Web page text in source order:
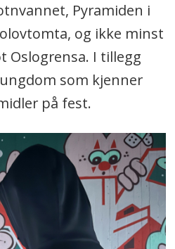
Pyramiden i
og ikke minst
Oslogrensa. I tillegg
som kjenner
på fest.